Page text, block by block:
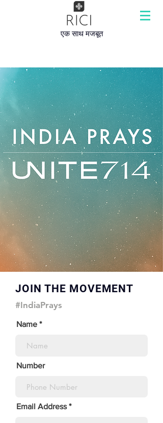
एक साथ मजबूत
JOIN THE MOVEMENT
#IndiaPrays
Name
Number
Email Address